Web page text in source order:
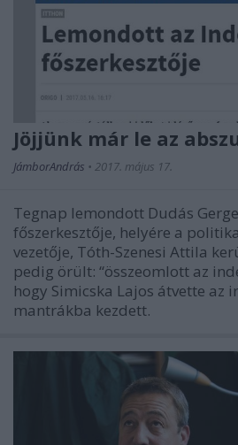
Jöjjünk már le az
JámborAndrás • 2017. május 17.
Tegnap lemondott Dudás
főszerkesztője, helyére a
vezetője, Tóth-Szenesi Attila
pedig örült: “összeomlott az
hogy Simicska Lajos átvette az
mantrákba kezdett.